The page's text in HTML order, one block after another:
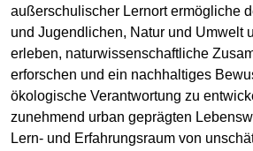
außerschulischer Lernort ermögliche
und Jugendlichen, Natur und Umwelt
erleben, naturwissenschaftliche
erforschen und ein nachhaltiges
ökologische Verantwortung zu
zunehmend urban geprägten
Lern- und Erfahrungsraum von